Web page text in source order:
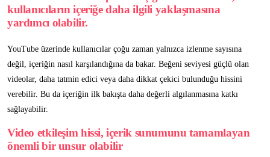
kullanıcıların içeriğe daha ilgili yaklaşmasına
yardımcı olabilir.
YouTube üzerinde kullanıcılar çoğu zaman yalnızca izlenme sayısına
değil, içeriğin nasıl karşılandığına da bakar. Beğeni seviyesi güçlü olan
videolar, daha tatmin edici veya daha dikkat çekici bulunduğu hissini
verebilir. Bu da içeriğin ilk bakışta daha değerli algılanmasına katkı
sağlayabilir.
Video etkileşim hissi, içerik sunumunu tamamlayan
önemli bir unsur olabilir